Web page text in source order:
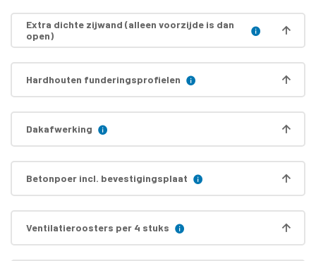
Extra dichte zijwand (alleen voorzijde is dan
open)
Hardhouten funderingsprofielen
Dakafwerking
Betonpoer incl. bevestigingsplaat
Ventilatieroosters per 4 stuks